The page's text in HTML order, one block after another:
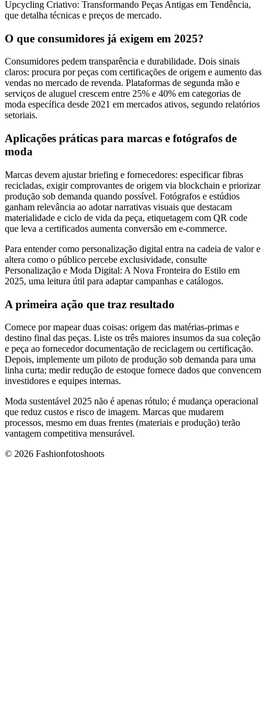
Upcycling Criativo: Transformando Peças Antigas em Tendência,
que detalha técnicas e preços de mercado.
O que consumidores já exigem em 2025?
Consumidores pedem transparência e durabilidade. Dois sinais
claros: procura por peças com certificações de origem e aumento das
vendas no mercado de revenda. Plataformas de segunda mão e
serviços de aluguel crescem entre 25% e 40% em categorias de
moda específica desde 2021 em mercados ativos, segundo relatórios
setoriais.
Aplicações práticas para marcas e fotógrafos de
moda
Marcas devem ajustar briefing e fornecedores: especificar fibras
recicladas, exigir comprovantes de origem via blockchain e priorizar
produção sob demanda quando possível. Fotógrafos e estúdios
ganham relevância ao adotar narrativas visuais que destacam
materialidade e ciclo de vida da peça, etiquetagem com QR code
que leva a certificados aumenta conversão em e‑commerce.
Para entender como personalização digital entra na cadeia de valor e
altera como o público percebe exclusividade, consulte
Personalização e Moda Digital: A Nova Fronteira do Estilo em
2025, uma leitura útil para adaptar campanhas e catálogos.
A primeira ação que traz resultado
Comece por mapear duas coisas: origem das matérias-primas e
destino final das peças. Liste os três maiores insumos da sua coleção
e peça ao fornecedor documentação de reciclagem ou certificação.
Depois, implemente um piloto de produção sob demanda para uma
linha curta; medir redução de estoque fornece dados que convencem
investidores e equipes internas.
Moda sustentável 2025 não é apenas rótulo; é mudança operacional
que reduz custos e risco de imagem. Marcas que mudarem
processos, mesmo em duas frentes (materiais e produção) terão
vantagem competitiva mensurável.
© 2026 Fashionfotoshoots